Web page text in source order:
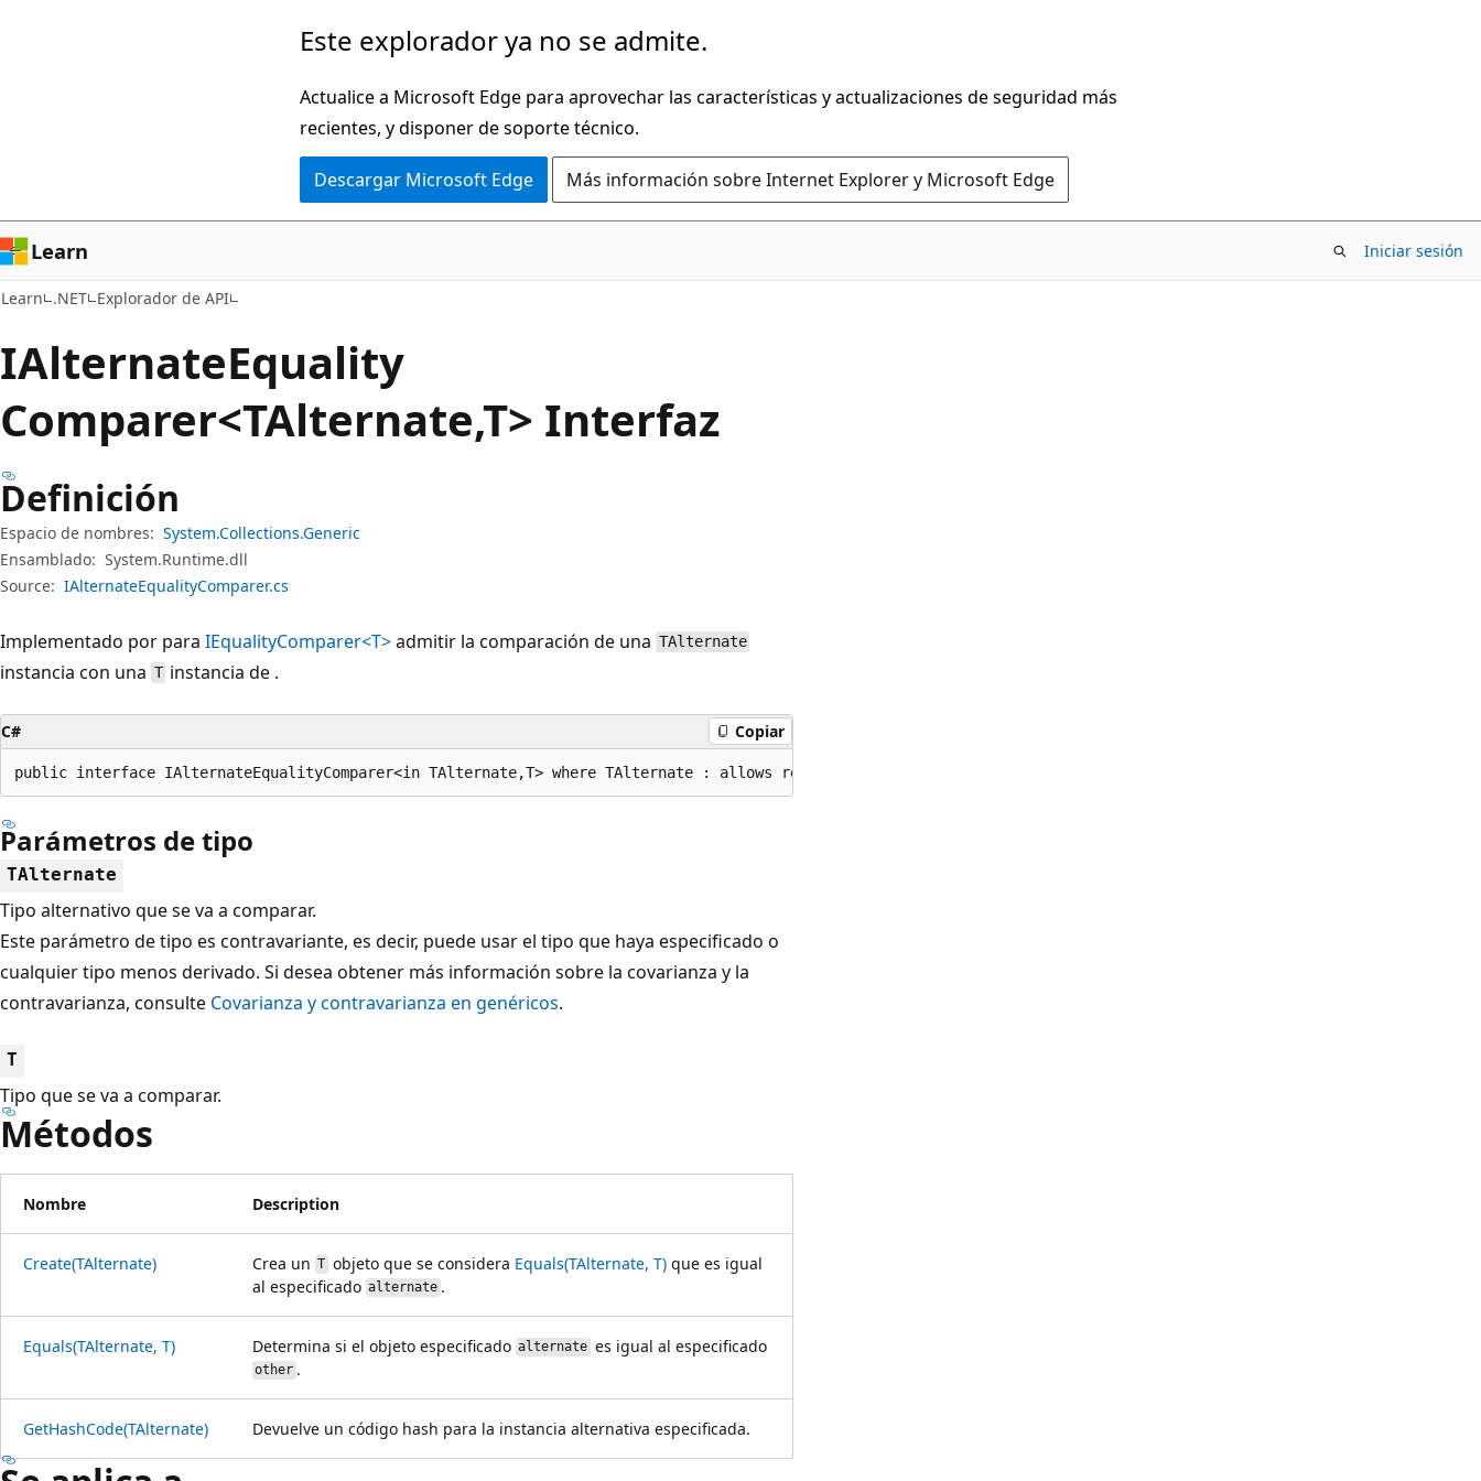
página
Este explorador ya no se admite.
Actualice a Microsoft Edge para aprovechar las características y actualizaciones de seguridad más
recientes, y disponer de soporte técnico.
Descargar Microsoft Edge Más información sobre Internet Explorer y Microsoft Edge
Learn Iniciar sesión
Learn .NET Explorador de API
IAlternateEquality
Comparer<TAlternate,T> Interfaz
Definición
Espacio de nombres: System.Collections.Generic
Ensamblado: System.Runtime.dll
Source: IAlternateEqualityComparer.cs
Implementado por para IEqualityComparer<T>admitir la comparación de una TAlternate
instancia con una T instancia de .
C# Copiar
public interface IAlternateEqualityComparer<in TAlternate,T> where TAlternate : allows ref struct where T : allows ref struct
Parámetros de tipo
TAlternate
Tipo alternativo que se va a comparar.
Este parámetro de tipo es contravariante, es decir, puede usar el tipo que haya especificado o
cualquier tipo menos derivado. Si desea obtener más información sobre la covarianza y la
contravarianza, consulte Covarianza y contravarianza en genéricos.
T
Tipo que se va a comparar.
Métodos
Nombre Description
Create(TAlternate) Crea un Tobjeto que se considera Equals(TAlternate, T)que es igual
al especificado alternate .
Equals(TAlternate, T) Determina si el objeto especificado alternate es igual al especificado
other.
GetHashCode(TAlternate) Devuelve un código hash para la instancia alternativa especificada.